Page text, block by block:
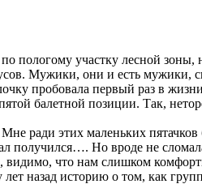
участку лесной зоны,
Мужики, они и есть мужики,
пробовала первый раз в
балетной позиции. Так,
ради этих маленьких
получился…. Но вроде не
видимо, что нам слишком
назад историю о том, как